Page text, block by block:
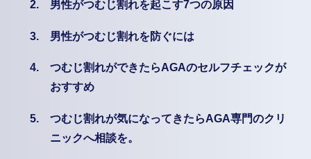
2. 男性がつむじ割れを起こす7つの原因
3. 男性がつむじ割れを防ぐには
4.
つむじ割れができたらAGAのセルフチェックが
おすすめ
5.
つむじ割れが気になってきたらAGA専門のクリ
ニックへ相談を。